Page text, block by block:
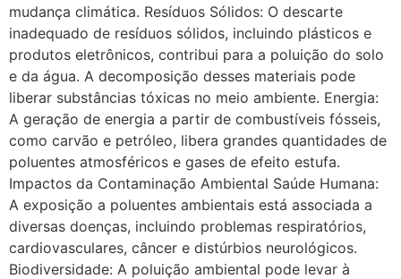
mudança climática. Resíduos Sólidos: O descarte
inadequado de resíduos sólidos, incluindo plásticos e
produtos eletrônicos, contribui para a poluição do solo
e da água. A decomposição desses materiais pode
liberar substâncias tóxicas no meio ambiente. Energia:
A geração de energia a partir de combustíveis fósseis,
como carvão e petróleo, libera grandes quantidades de
poluentes atmosféricos e gases de efeito estufa.
Impactos da Contaminação Ambiental Saúde Humana:
A exposição a poluentes ambientais está associada a
diversas doenças, incluindo problemas respiratórios,
cardiovasculares, câncer e distúrbios neurológicos.
Biodiversidade: A poluição ambiental pode levar à